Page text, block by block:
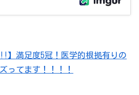
】満足度5冠！医学的根拠有りの
ってます！！！！